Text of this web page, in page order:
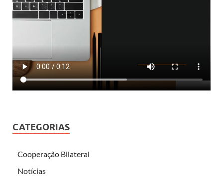
CATEGORIAS
Cooperação Bilateral
Notícias